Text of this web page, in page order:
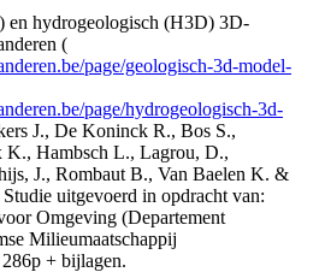
en hydrogeologisch (H3D) 3D-
(
page/geologisch-3d-model-
page/hydrogeologisch-3d-
J., De Koninck R., Bos S.,
Hambsch L., Lagrou, D.,
J., Rombaut B., Van Baelen K. &
uitgevoerd in opdracht van:
Omgeving (Departement
Milieumaatschappij
+ bijlagen.